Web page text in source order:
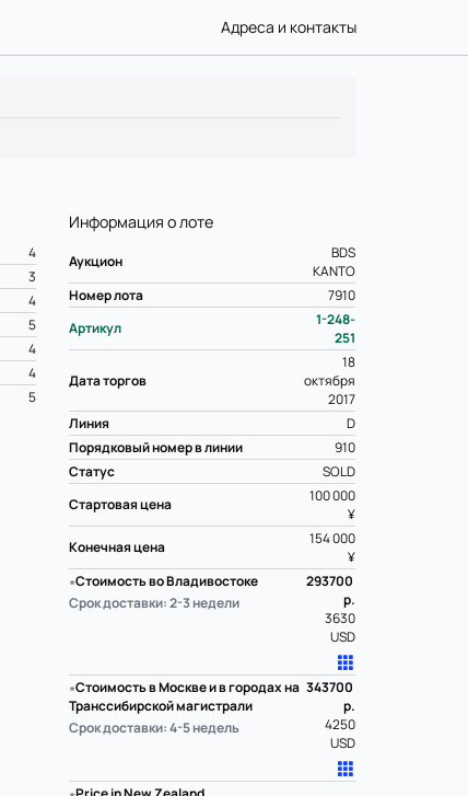
Адреса и контакты
Информация о лоте
Аукцион
BDS
KANTO
Номер лота
7910
Артикул
1-248-
251
Дата торгов
18
октября
2017
Линия
D
Порядковый номер в линии
910
Статус
SOLD
Стартовая цена
100 000
¥
Конечная цена
154 000
¥
∗Стоимость во Владивостоке
Срок доставки: 2-3 недели
293700
р.
3630
USD
∗Стоимость в Москве и в городах на
Транссибирской магистрали
Срок доставки: 4-5 недель
343700
р.
4250
USD
4
3
4
5
4
4
5